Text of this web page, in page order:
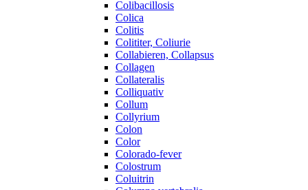
Colibacillosis
Colica
Colitis
Colititer, Coliurie
Collabieren, Collapsus
Collagen
Collateralis
Colliquativ
Collum
Collyrium
Colon
Color
Colorado-fever
Colostrum
Coluitrin